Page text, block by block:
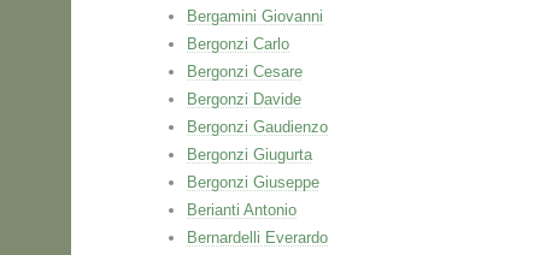
Bergamini Giovanni
Bergonzi Carlo
Bergonzi Cesare
Bergonzi Davide
Bergonzi Gaudienzo
Bergonzi Giugurta
Bergonzi Giuseppe
Berianti Antonio
Bernardelli Everardo